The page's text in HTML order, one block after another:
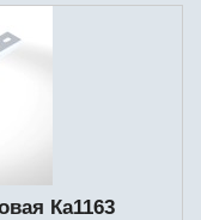
Ка1163